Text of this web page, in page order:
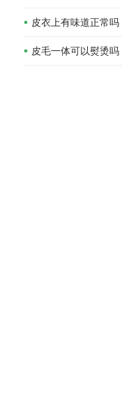
什么样的靴子
皮衣上有味道正常
么办皮毛一体可以熨烫